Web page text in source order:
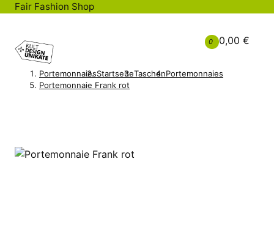
Fair Fashion Shop
0 0,00 €
PortemonnaiesStartseiteTaschenPortemonnaies
Portemonnaie Frank rot